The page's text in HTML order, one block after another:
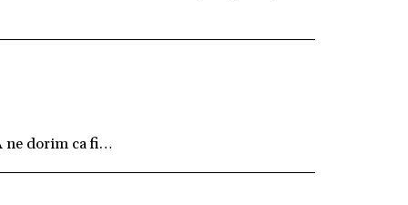
ne dorim ca fiecare client să fie pe deplin